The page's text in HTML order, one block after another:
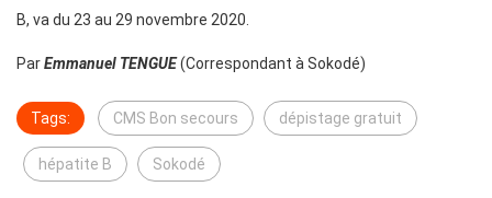
B, va du 23 au 29 novembre 2020.
ParEmmanuel TENGUE(Correspondant à Sokodé)
Tags: CMS Bon secours dépistage gratuit
hépatite B Sokodé